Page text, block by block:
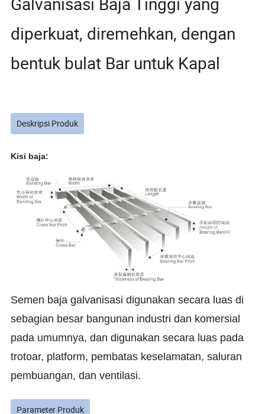
diperkuat, diremehkan, dengan
bentuk bulat Bar untuk Kapal
Deskripsi Produk
Kisi baja:
Semen baja galvanisasi digunakan secara luas di
sebagian besar bangunan industri dan komersial
pada umumnya, dan digunakan secara luas pada
trotoar, platform, pembatas keselamatan, saluran
pembuangan, dan ventilasi.
Parameter Produk